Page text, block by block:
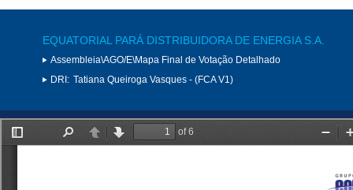
EQUATORIAL PARÁ DISTRIBUIDORA DE ENERGIA S.A.
Assembleia\AGO/E\Mapa Final de Votação Detalhado
DRI: Tatiana Queiroga Vasques - (FCA V1)